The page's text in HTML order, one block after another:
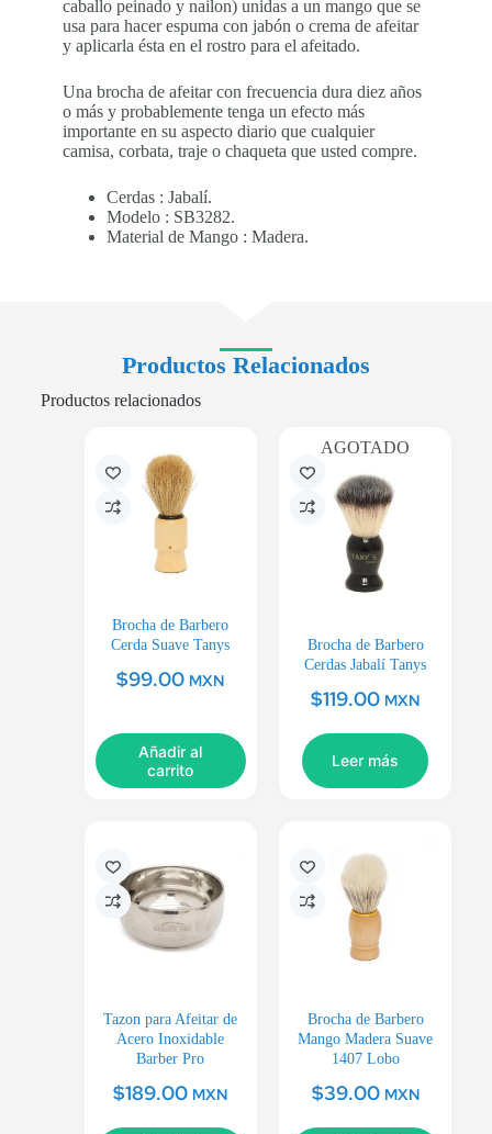
caballo peinado y nailon) unidas a un mango que se
usa para hacer espuma con jabón o crema de afeitar
y aplicarla ésta en el rostro para el afeitado.
Una brocha de afeitar con frecuencia dura diez años
o más y probablemente tenga un efecto más
importante en su aspecto diario que cualquier
camisa, corbata, traje o chaqueta que usted compre.
Cerdas : Jabalí.
Modelo : SB3282.
Material de Mango : Madera.
Productos Relacionados
Productos relacionados
Brocha de Barbero
Cerda Suave Tanys
$99.00 MXN
Añadir al
carrito
AGOTADO
Brocha de Barbero
Cerdas Jabalí Tanys
$119.00 MXN
Leer más
Tazon para Afeitar de
Acero Inoxidable
Barber Pro
$189.00 MXN
Brocha de Barbero
Mango Madera Suave
1407 Lobo
$39.00 MXN